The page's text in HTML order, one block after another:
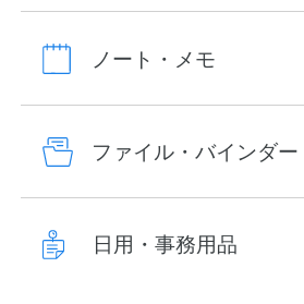
ノート・メモ
ファイル・バインダー
日用・事務用品